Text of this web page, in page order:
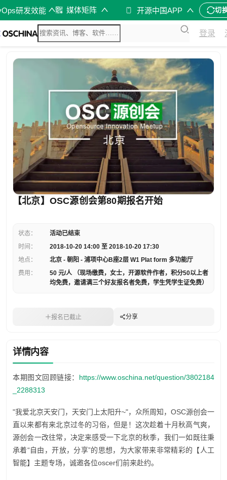
研发效能 媒体矩阵 开源中国APP 切
登录
【北京】OSC源创会第80期报名开始
状态：
活动已结束
时间：
2018-10-20 14:00 至 2018-10-20 17:30
地点：
北京 - 朝阳 - 浦项中心B座2层 W1 PIat form 多功能厅
费用：
50 元/人 （现场缴费，女士，开源软件作者，积分50以上者
均免费，邀请满三个好友报名者免费，学生凭学生证免费）
报名已截止 分享
详情内容
本期图文回顾链接： https://www.oschina.net/question/3802184
_2288313
"我爱北京天安门，天安门上太阳升~"，众所周知，OSC源创会一
直以来都有来北京过冬的习俗，但是！这次趁着十月秋高气爽，
源创会一改往常，决定来感受一下北京的秋季，我们一如既往秉
承着“自由，开放，分享”的思想，为大家带来非常精彩的【人工
智能】主题专场，诚邀各位oscer们前来赴约。